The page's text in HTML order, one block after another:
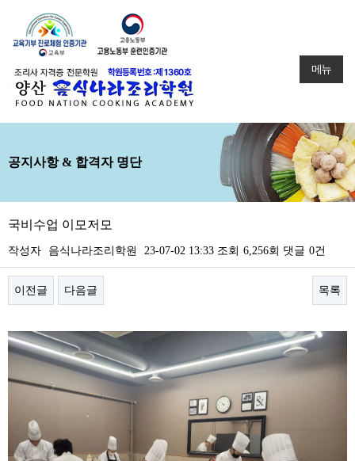
메뉴
공지사항 & 합격자 명단
국비수업 이모저모
작성자 음식나라조리학원 23-07-02 13:33 조회 6,256회 댓글 0건
이전글 다음글 목록
본문